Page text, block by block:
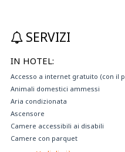
SERVIZI
IN HOTEL:
Accesso a internet gratuito (con il
Animali domestici ammessi
Aria condizionata
Ascensore
Camere accessibili ai disabili
Camere con parquet